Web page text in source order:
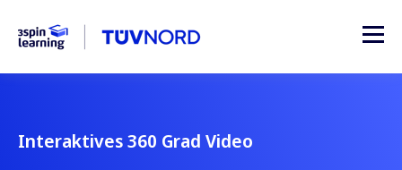
Interaktives 360 Grad Video